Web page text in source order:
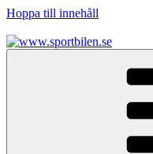
Hoppa till innehåll